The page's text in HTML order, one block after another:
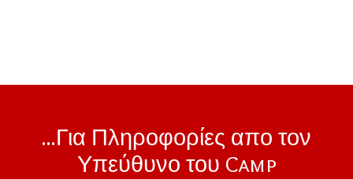
...Για Πληροφορίες απο τον
Υπεύθυνο του Camp